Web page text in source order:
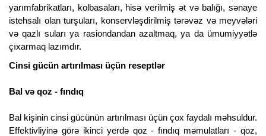
yarımfabrikatları, kolbasaları, hisə verilmiş ət və balığı, sənaye
istehsalı olan turşuları, konservləşdirilmiş tərəvəz və meyvələri
və qazlı suları ya rasiondandan azaltmaq, ya da ümumiyyətlə
çıxarmaq lazımdır.
Cinsi gücün artırılması üçün reseptlər
Bal və qoz - fındıq
Bal kişinin cinsi gücünün artırılması üçün çox faydalı məhsuldur.
Effektivliyinə görə ikinci yerdə qoz - fındıq məmulatları - qoz,